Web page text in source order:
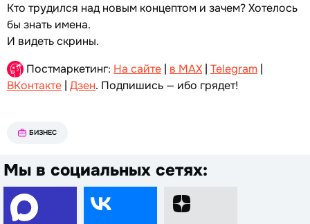
Кто трудился над новым концептом и зачем? Хотелось
бы знать имена.
И видеть скрины.
Постмаркетинг: На сайте | в MAX | Telegram |
ВКонтакте | Дзен. Подпишись — ибо грядет!
БИЗНЕС
Мы в социальных сетях: